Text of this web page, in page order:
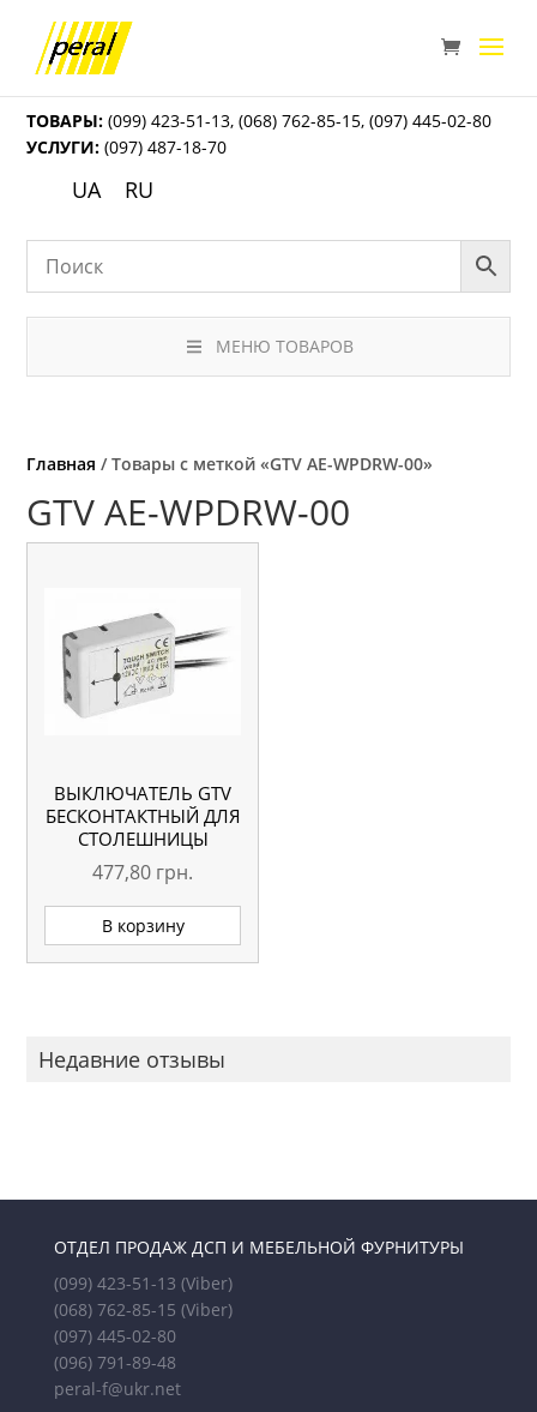
ТОВАРЫ: (099) 423-51-13,(068) 762-85-15,(097) 445-02-80
УСЛУГИ: (097) 487-18-70
UA RU
МЕНЮ ТОВАРОВ
Главная / Товары с меткой «GTV AE-WPDRW-00»
GTV AE-WPDRW-00
ВЫКЛЮЧАТЕЛЬ GTV
БЕСКОНТАКТНЫЙ ДЛЯ
СТОЛЕШНИЦЫ
477,80 грн.
В корзину
Недавние отзывы
ОТДЕЛ ПРОДАЖ ДСП И МЕБЕЛЬНОЙ ФУРНИТУРЫ
(099) 423-51-13 (Viber)
(068) 762-85-15 (Viber)
(097) 445-02-80
(096) 791-89-48
peral-f@ukr.net